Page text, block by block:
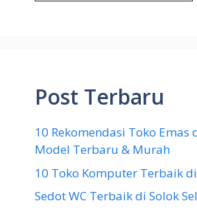
Post Terbaru
10 Rekomendasi Toko Emas
Model Terbaru & Murah
10 Toko Komputer Terbaik
Sedot WC Terbaik di Solok